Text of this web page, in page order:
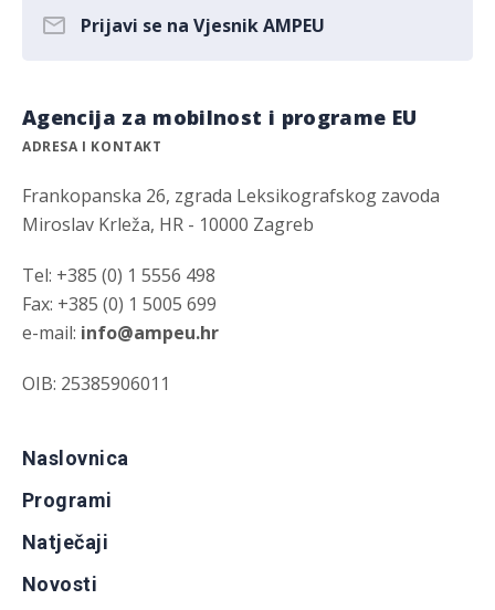
Prijavi se na Vjesnik AMPEU
Agencija za mobilnost i programe EU
ADRESA I KONTAKT
Frankopanska 26, zgrada Leksikografskog zavoda
Miroslav Krleža, HR - 10000 Zagreb
Tel: +385 (0) 1 5556 498
Fax: +385 (0) 1 5005 699
e-mail: info@ampeu.hr
OIB: 25385906011
Naslovnica
Programi
Natječaji
Novosti